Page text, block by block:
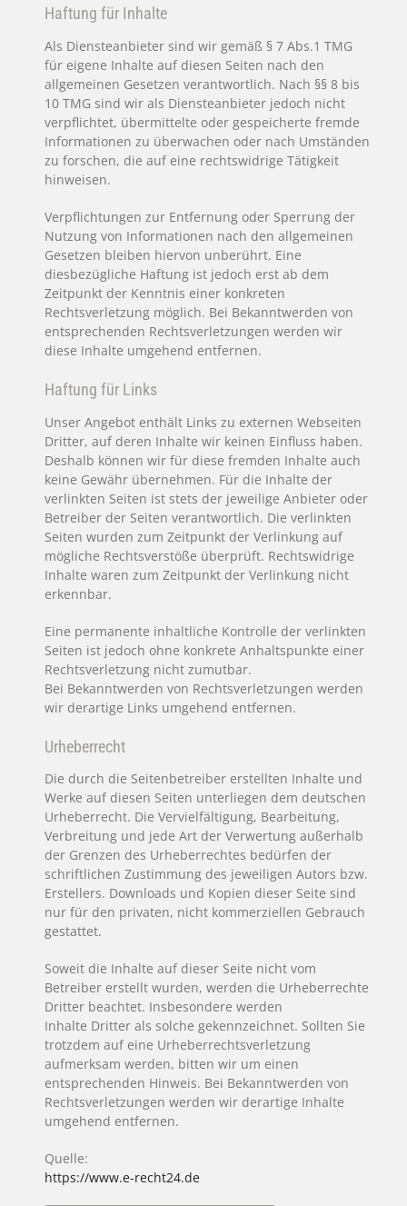
Haftung für Inhalte
Als Diensteanbieter sind wir gemäß § 7 Abs.1 TMG
für eigene Inhalte auf diesen Seiten nach den
allgemeinen Gesetzen verantwortlich. Nach §§ 8 bis
10 TMG sind wir als Diensteanbieter jedoch nicht
verpflichtet, übermittelte oder gespeicherte fremde
Informationen zu überwachen oder nach Umständen
zu forschen, die auf eine rechtswidrige Tätigkeit
hinweisen.
Verpflichtungen zur Entfernung oder Sperrung der
Nutzung von Informationen nach den allgemeinen
Gesetzen bleiben hiervon unberührt. Eine
diesbezügliche Haftung ist jedoch erst ab dem
Zeitpunkt der Kenntnis einer konkreten
Rechtsverletzung möglich. Bei Bekanntwerden von
entsprechenden Rechtsverletzungen werden wir
diese Inhalte umgehend entfernen.
Haftung für Links
Unser Angebot enthält Links zu externen Webseiten
Dritter, auf deren Inhalte wir keinen Einfluss haben.
Deshalb können wir für diese fremden Inhalte auch
keine Gewähr übernehmen. Für die Inhalte der
verlinkten Seiten ist stets der jeweilige Anbieter oder
Betreiber der Seiten verantwortlich. Die verlinkten
Seiten wurden zum Zeitpunkt der Verlinkung auf
mögliche Rechtsverstöße überprüft. Rechtswidrige
Inhalte waren zum Zeitpunkt der Verlinkung nicht
erkennbar.
Eine permanente inhaltliche Kontrolle der verlinkten
Seiten ist jedoch ohne konkrete Anhaltspunkte einer
Rechtsverletzung nicht zumutbar.
Bei Bekanntwerden von Rechtsverletzungen werden
wir derartige Links umgehend entfernen.
Urheberrecht
Die durch die Seitenbetreiber erstellten Inhalte und
Werke auf diesen Seiten unterliegen dem deutschen
Urheberrecht. Die Vervielfältigung, Bearbeitung,
Verbreitung und jede Art der Verwertung außerhalb
der Grenzen des Urheberrechtes bedürfen der
schriftlichen Zustimmung des jeweiligen Autors bzw.
Erstellers. Downloads und Kopien dieser Seite sind
nur für den privaten, nicht kommerziellen Gebrauch
gestattet.
Soweit die Inhalte auf dieser Seite nicht vom
Betreiber erstellt wurden, werden die Urheberrechte
Dritter beachtet. Insbesondere werden
Inhalte Dritter als solche gekennzeichnet. Sollten Sie
trotzdem auf eine Urheberrechtsverletzung
aufmerksam werden, bitten wir um einen
entsprechenden Hinweis. Bei Bekanntwerden von
Rechtsverletzungen werden wir derartige Inhalte
umgehend entfernen.
Quelle:
https://www.e-recht24.de